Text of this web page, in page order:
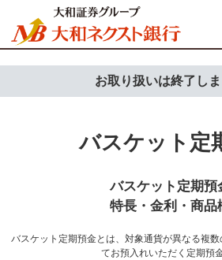
お取り扱いは終了しま
バスケット定
バスケット定期預
特長・金利・商品
バスケット定期預金とは、対象通貨が異なる複
てお預入れいただく定期預金